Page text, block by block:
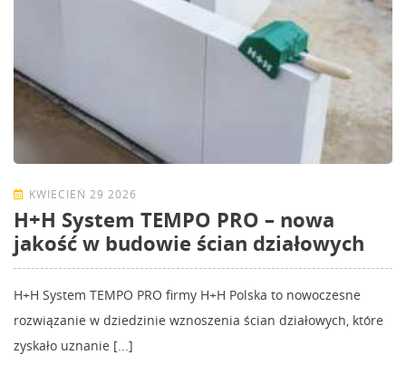
KWIECIEŃ 29 2026
H+H System TEMPO PRO – nowa
jakość w budowie ścian działowych
H+H System TEMPO PRO firmy H+H Polska to nowoczesne
rozwiązanie w dziedzinie wznoszenia ścian działowych, które
zyskało uznanie [...]